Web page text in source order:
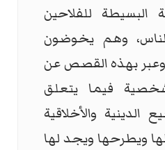
البسيطة للفلاحين
وهم يخوضون
بهذه القصص عن
فيما يتعلق
الدينية والأخلاقية
ويطرحها ويجد لها